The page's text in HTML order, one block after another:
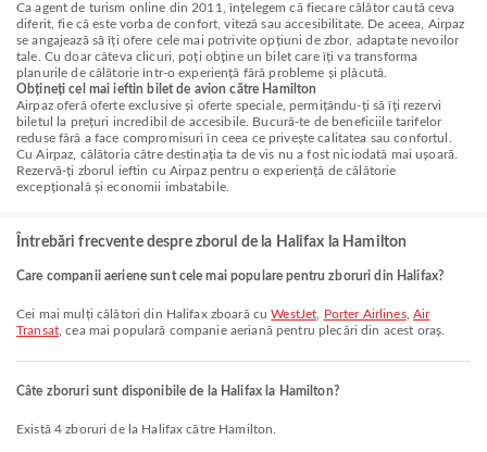
Ca agent de turism online din 2011, înțelegem că fiecare călător caută ceva
diferit, fie că este vorba de confort, viteză sau accesibilitate. De aceea, Airpaz
se angajează să îți ofere cele mai potrivite opțiuni de zbor, adaptate nevoilor
tale. Cu doar câteva clicuri, poți obține un bilet care îți va transforma
planurile de călătorie într-o experiență fără probleme și plăcută.
Obțineți cel mai ieftin bilet de avion către Hamilton
Airpaz oferă oferte exclusive și oferte speciale, permițându-ți să îți rezervi
biletul la prețuri incredibil de accesibile. Bucură-te de beneficiile tarifelor
reduse fără a face compromisuri în ceea ce privește calitatea sau confortul.
Cu Airpaz, călătoria către destinația ta de vis nu a fost niciodată mai ușoară.
Rezervă-ți zborul ieftin cu Airpaz pentru o experiență de călătorie
excepțională și economii imbatabile.
Întrebări frecvente despre zborul de la Halifax la Hamilton
Care companii aeriene sunt cele mai populare pentru zboruri din Halifax?
Cei mai mulți călători din Halifax zboară cuWestJet Porter Airlines, Air
Transat, cea mai populară companie aeriană pentru plecări din acest oraș.
Câte zboruri sunt disponibile de la Halifax la Hamilton?
Există 4 zboruri de la Halifax către Hamilton.